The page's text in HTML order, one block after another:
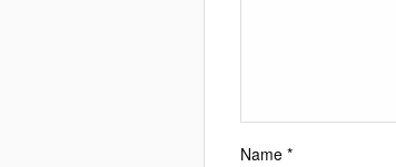
Name *